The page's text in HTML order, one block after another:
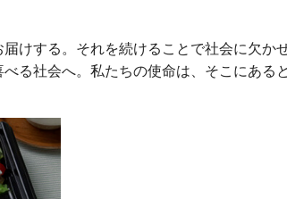
けする。それを続けることで社会に欠か
る社会へ。私たちの使命は、そこにある